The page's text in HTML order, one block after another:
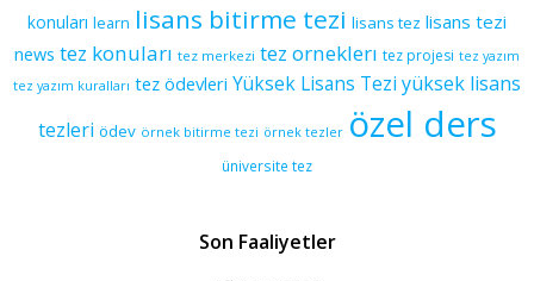
konuları learn lisans bitirme tezi lisans tez lisans tezi
news tez konuları tez merkezi tez orneklerı tez projesi tez yazım
tez yazım kuralları tez ödevleri Yüksek Lisans Tezi yüksek lisans
tezleri ödev örnek bitirme tezi örnek tezler özel ders
üniversite tez
Son Faaliyetler